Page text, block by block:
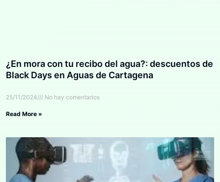
¿En mora con tu recibo del agua?: descuentos de
Black Days en Aguas de Cartagena
25/11/2024 No hay comentarios
Read More »